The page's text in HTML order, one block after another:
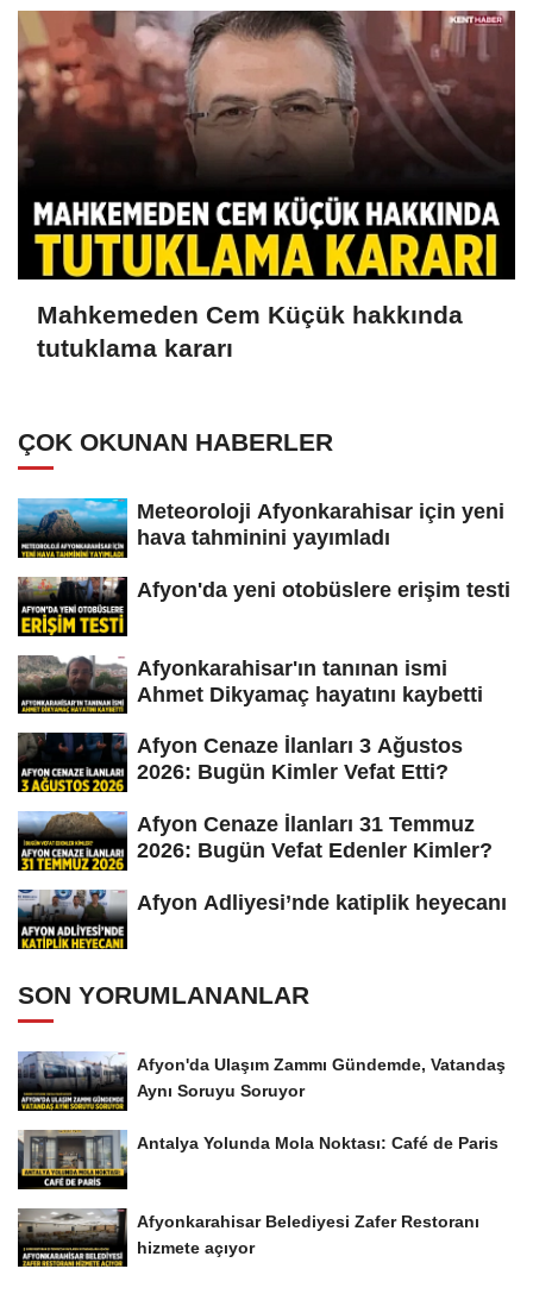
Mahkemeden Cem Küçük hakkında
tutuklama kararı
ÇOK OKUNAN HABERLER
Meteoroloji Afyonkarahisar için yeni
hava tahminini yayımladı
Afyon'da yeni otobüslere erişim testi
Afyonkarahisar'ın tanınan ismi
Ahmet Dikyamaç hayatını kaybetti
Afyon Cenaze İlanları 3 Ağustos
2026: Bugün Kimler Vefat Etti?
Afyon Cenaze İlanları 31 Temmuz
2026: Bugün Vefat Edenler Kimler?
Afyon Adliyesi’nde katiplik heyecanı
SON YORUMLANANLAR
Afyon'da Ulaşım Zammı Gündemde, Vatandaş
Aynı Soruyu Soruyor
Antalya Yolunda Mola Noktası: Café de Paris
Afyonkarahisar Belediyesi Zafer Restoranı
hizmete açıyor